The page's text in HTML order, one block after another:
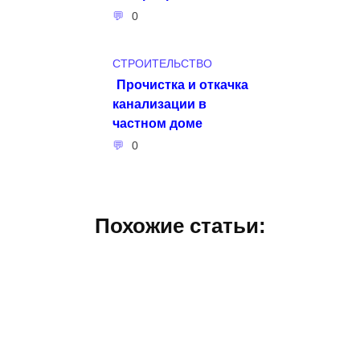
0
СТРОИТЕЛЬСТВО
Прочистка и откачка
канализации в
частном доме
0
Похожие статьи: